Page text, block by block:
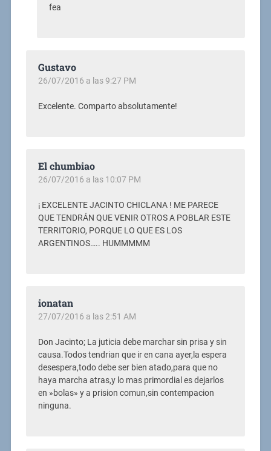
fea
Gustavo
26/07/2016 a las 9:27 PM
Excelente. Comparto absolutamente!
El chumbiao
26/07/2016 a las 10:07 PM
¡ EXCELENTE JACINTO CHICLANA ! ME PARECE
QUE TENDRÁN QUE VENIR OTROS A POBLAR ESTE
TERRITORIO, PORQUE LO QUE ES LOS
ARGENTINOS….. HUMMMMM
ionatan
27/07/2016 a las 2:51 AM
Don Jacinto; La juticia debe marchar sin prisa y sin
causa.Todos tendrian que ir en cana ayer,la espera
desespera,todo debe ser bien atado,para que no
haya marcha atras,y lo mas primordial es dejarlos
en »bolas» y a prision comun,sin contempacion
ninguna.